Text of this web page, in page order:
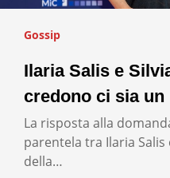
Gossip
Ilaria Salis e
credono ci sia un
La risposta alla
parentela tra Ilaria Salis
della…